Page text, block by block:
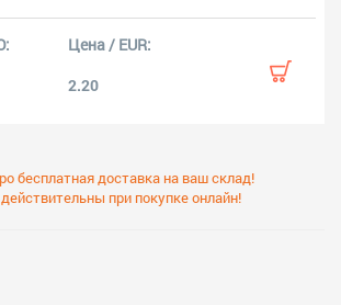
2.20
бесплатная доставка на ваш склад!
при покупке онлайн!